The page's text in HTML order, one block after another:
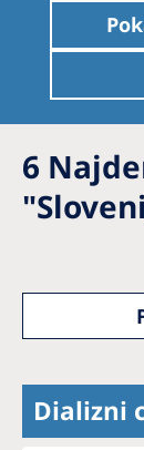
Poland
Romania
Russia
Spain
Sweden
6
"
Dializni